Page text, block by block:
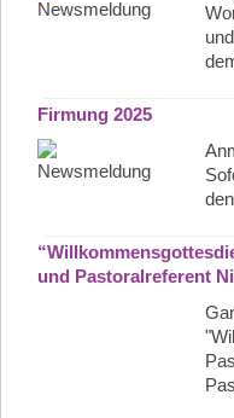
Firmung 2025
und Pastoralreferent